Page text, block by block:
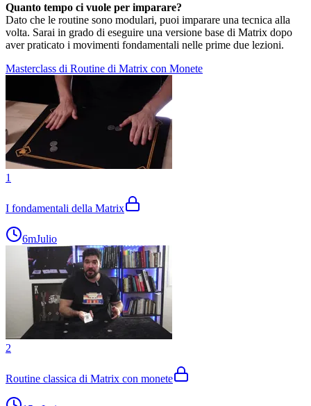
Quanto tempo ci vuole per imparare?
Dato che le routine sono modulari, puoi imparare una tecnica alla
volta. Sarai in grado di eseguire una versione base di Matrix dopo
aver praticato i movimenti fondamentali nelle prime due lezioni.
Masterclass di Routine di Matrix con Monete
1
I fondamentali della Matrix
6mJulio
2
Routine classica di Matrix con monete